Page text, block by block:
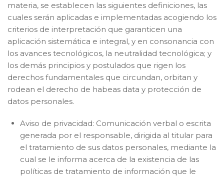
materia, se establecen las siguientes definiciones, las
cuales serán aplicadas e implementadas acogiendo los
criterios de interpretación que garanticen una
aplicación sistemática e integral, y en consonancia con
los avances tecnológicos, la neutralidad tecnológica; y
los demás principios y postulados que rigen los
derechos fundamentales que circundan, orbitan y
rodean el derecho de habeas data y protección de
datos personales.
Aviso de privacidad: Comunicación verbal o escrita
generada por el responsable, dirigida al titular para
el tratamiento de sus datos personales, mediante la
cual se le informa acerca de la existencia de las
políticas de tratamiento de información que le